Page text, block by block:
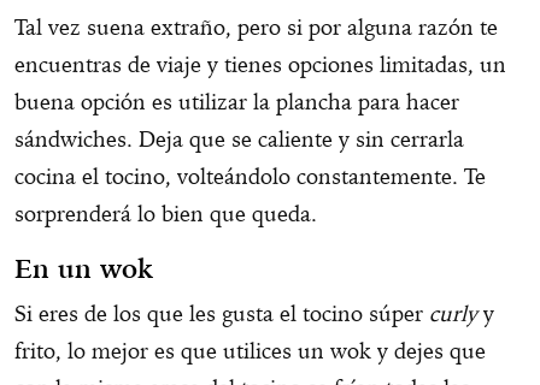
Tal vez suena extraño, pero si por alguna razón te
encuentras de viaje y tienes opciones limitadas, un
buena opción es utilizar la plancha para hacer
sándwiches. Deja que se caliente y sin cerrarla
cocina el tocino, volteándolo constantemente. Te
sorprenderá lo bien que queda.
En un wok
Si eres de los que les gusta el tocino súper curlyy
frito, lo mejor es que utilices un wok y dejes que